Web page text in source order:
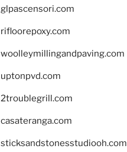
glpascensori.com
rifloorepoxy.com
woolleymillingandpaving.com
uptonpvd.com
2troublegrill.com
casateranga.com
sticksandstonesstudiooh.com